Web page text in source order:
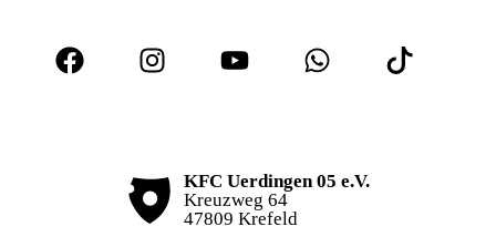
KFC Uerdingen 05 e.V.
Kreuzweg 64
47809 Krefeld